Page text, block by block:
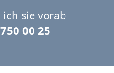
sie vorab
00 25